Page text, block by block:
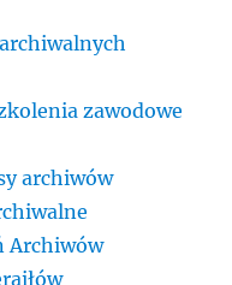
zawodowe
archiwów
Archiwów